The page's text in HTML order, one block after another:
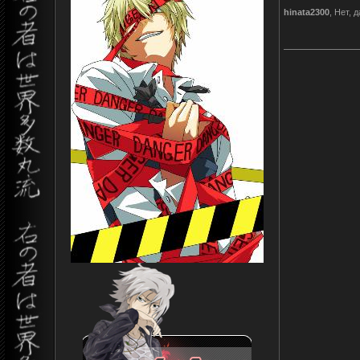
hinata2300 , Нет,